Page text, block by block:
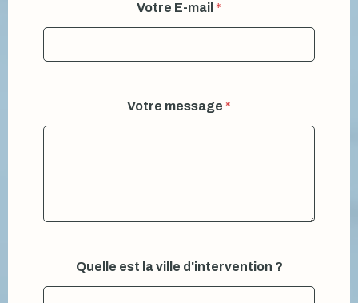
Votre E-mail *
Votre message *
o
u
Quelle est la ville d'intervention ?